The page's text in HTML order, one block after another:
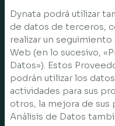
Dynata podrá utilizar
de datos de terceros,
realizar un
Web (en lo sucesivo,
Datos»). Estos
podrán utilizar los
actividades para sus
otros, la mejora de sus
Análisis de Datos